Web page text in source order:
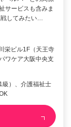
サービスも含みま
してみたい…
栄ビル1F（天王寺
ワケア大阪中央支
級）、介護福祉士